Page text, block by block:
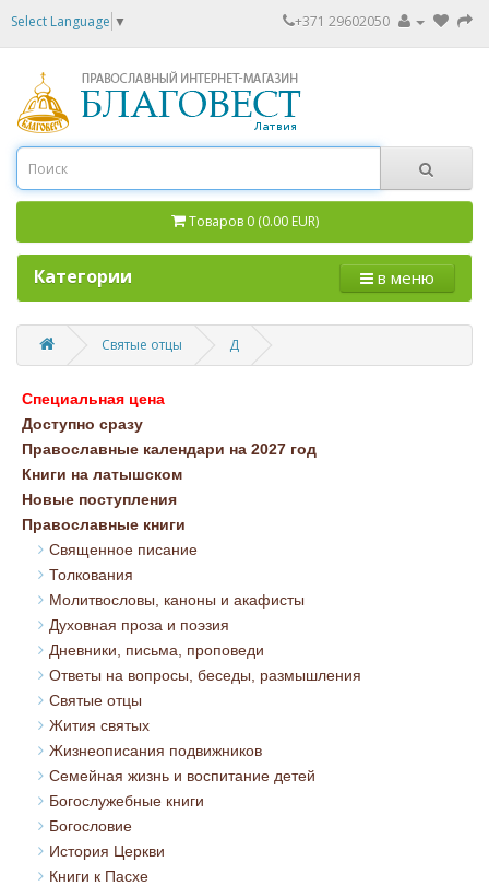
Select Language ▼ +371 29602050
Товаров 0 (0.00 EUR)
Категории в меню
Святые отцы Д
Специальная цена
Доступно сразу
Православные календари на 2027 год
Книги на латышском
Новые поступления
Православные книги
Священное писание
Толкования
Молитвословы, каноны и акафисты
Духовная проза и поэзия
Дневники, письма, проповеди
Ответы на вопросы, беседы, размышления
Святые отцы
Жития святых
Жизнеописания подвижников
Семейная жизнь и воспитание детей
Богослужебные книги
Богословие
История Церкви
Книги к Пасхе